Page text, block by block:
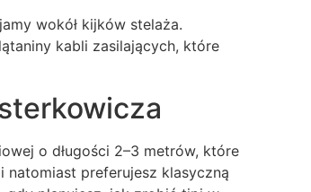
wokół kijków stelaża.
kabli zasilających, które
o długości 2–3 metrów, które
natomiast preferujesz klasyczną